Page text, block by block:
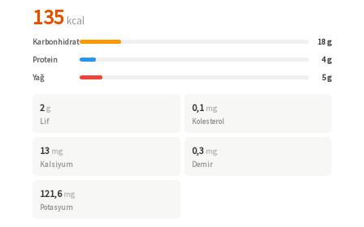
135 kcal
Karbonhidrat
18 g
Protein
4 g
Yağ
5 g
2g
Lif
0,1 mg
Kolesterol
13 mg
Kalsiyum
0,3 mg
Demir
121,6 mg
Potasyum